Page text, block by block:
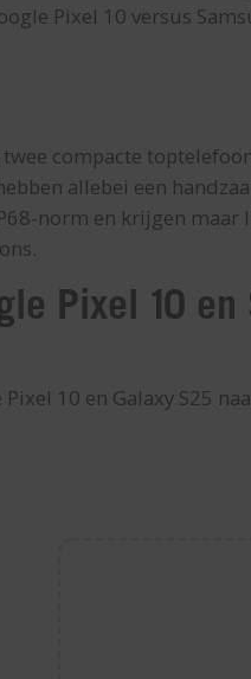
Pixel 10 versus
compacte
allebei een
norm en krijgen
Pixel 10 en
10 en Galaxy S25